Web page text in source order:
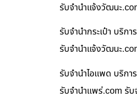
รับจํานําแจ้งวัฒนะ
รับจำนำกระเป๋า บริก
รับจํานําแจ้งวัฒนะ
รับจำนำไอแพด บริกา
รับจํานําแพร่.com รับ